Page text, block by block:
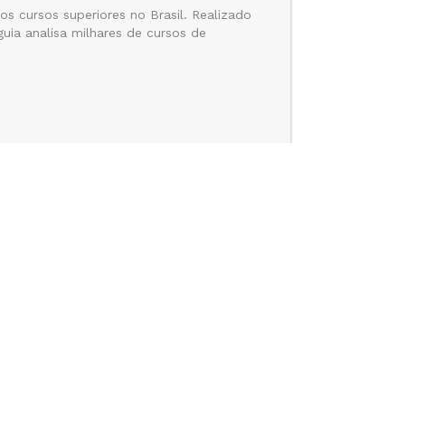
cursos superiores no Brasil. Realizado
analisa milhares de cursos de